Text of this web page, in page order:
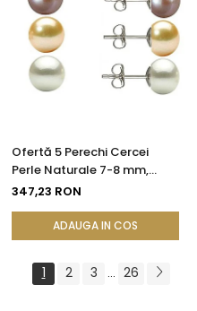
Ofertă 5 Perechi Cercei
Perle Naturale 7-8 mm,
Argint 925 - Alb, Crem,
KASKADDA®
347,23 RON
ADAUGA IN COS
1 2 3 ... 26